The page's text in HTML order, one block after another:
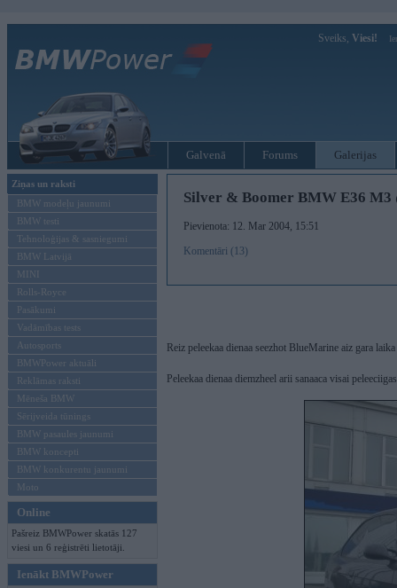
Sveiks, Viesi!
Galvenā Forums Galerijas
Ziņas un raksti
BMW modeļu jaunumi
BMW testi
Tehnoloģijas & sasniegumi
BMW Latvijā
MINI
Rolls-Royce
Pasākumi
Vadāmības tests
Autosports
BMWPower aktuāli
Reklāmas raksti
Mēneša BMW
Sērijveida tūnings
BMW pasaules jaunumi
BMW koncepti
BMW konkurentu jaunumi
Moto
Online
Pašreiz BMWPower skatās 127
viesi un 6 reģistrēti lietotāji.
Ienākt BMWPower
Silver & Boomer BMW E36 M3
Pievienota: 12. Mar 2004, 15:51
Komentāri (13)
Reiz peleekaa dienaa seezhot BlueMarine aiz gara
Peleekaa dienaa diemzheel arii sanaaca visai